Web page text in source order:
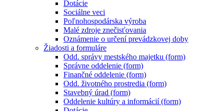
Dotácie
Sociálne veci
Poľnohospodárska výroba
Malé zdroje znečisťovania
Oznámenie o určení prevádzkovej doby
Žiadosti a formuláre
Odd. správy mestského majetku (form)
Správne oddelenie (form)
Finančné oddelenie (form)
Odd. životného prostredia (form)
Stavebný úrad (form)
Oddelenie kultúry a informácií (form)